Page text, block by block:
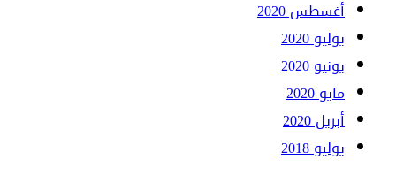
أغسطس 2020
يوليو 2020
يونيو 2020
مايو 2020
أبريل 2020
يوليو 2018